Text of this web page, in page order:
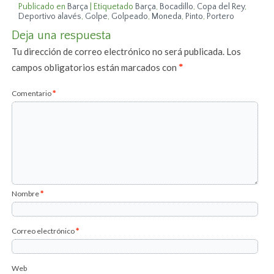
Publicado en Barça Etiquetado Barça, Bocadillo, Copa del Rey,
Deportivo alavés, Golpe, Golpeado, Moneda, Pinto, Portero
Deja una respuesta
Tu dirección de correo electrónico no será publicada. Los
campos obligatorios están marcados con*
Comentario*
Nombre*
Correo electrónico*
Web